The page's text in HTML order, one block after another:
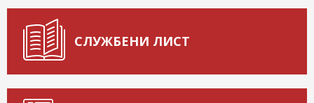
СЛУЖБЕНИ ЛИСТ